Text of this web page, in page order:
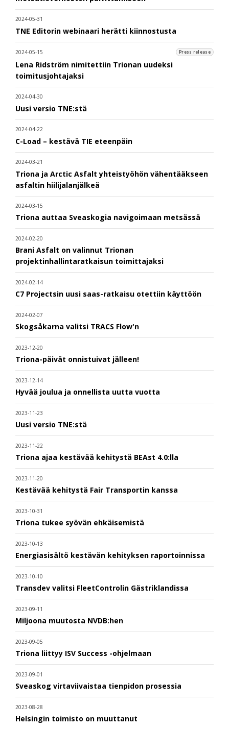
2024-05-31
TNE Editorin webinaari herätti kiinnostusta
2024-05-15 Press release
Lena Ridström nimitettiin Trionan uudeksi
toimitusjohtajaksi
2024-04-30
Uusi versio TNE:stä
2024-04-22
C-Load – kestävä TIE eteenpäin
2024-03-21
Triona ja Arctic Asfalt yhteistyöhön vähentääkseen
asfaltin hiilijalanjälkeä
2024-03-15
Triona auttaa Sveaskogia navigoimaan metsässä
2024-02-20
Brani Asfalt on valinnut Trionan
projektinhallintaratkaisun toimittajaksi
2024-02-14
C7 Projectsin uusi saas-ratkaisu otettiin käyttöön
2024-02-07
Skogsåkarna valitsi TRACS Flow'n
2023-12-20
Triona-päivät onnistuivat jälleen!
2023-12-14
Hyvää joulua ja onnellista uutta vuotta
2023-11-23
Uusi versio TNE:stä
2023-11-22
Triona ajaa kestävää kehitystä BEAst 4.0:lla
2023-11-20
Kestävää kehitystä Fair Transportin kanssa
2023-10-31
Triona tukee syövän ehkäisemistä
2023-10-13
Energiasisältö kestävän kehityksen raportoinnissa
2023-10-10
Transdev valitsi FleetControlin Gästriklandissa
2023-09-11
Miljoona muutosta NVDB:hen
2023-09-05
Triona liittyy ISV Success -ohjelmaan
2023-09-01
Sveaskog virtaviivaistaa tienpidon prosessia
2023-08-28
Helsingin toimisto on muuttanut